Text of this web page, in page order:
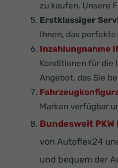
zu kaufen. Unsere
Erstklassiger
Ihnen, das perfekte
Inzahlungnahme
Konditionen für die
Angebot, das Sie
Marken verfügbar
Bundesweit
von Autoflex24
und bequem der